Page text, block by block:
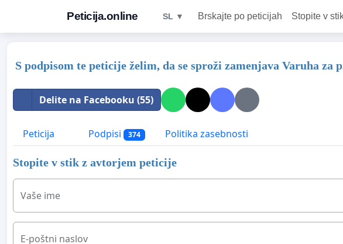
Peticija.online SL ▼ Brskajte po peticijah Stopite v
S podpisom te peticije želim, da se sproži zamenjava Varuha
Delite na Facebooku (55)
Peticija Podpisi 374 Politika zasebnosti
Stopite v stik z avtorjem peticije
Vaše ime
E-poštni naslov